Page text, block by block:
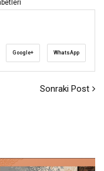
Google+ WhatsApp
Sonraki Post